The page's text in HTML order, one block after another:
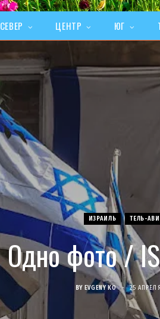
СЕВЕР ЦЕНТР ЮГ
ИЗРАИЛЬ ТЕЛЬ-
Одно фото /
BY EVGENY KO 25